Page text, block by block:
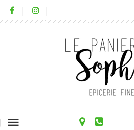
menu